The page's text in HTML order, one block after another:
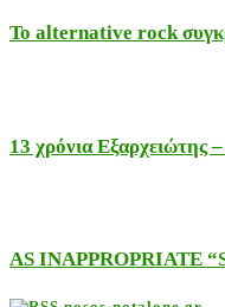
Το alternative rock
13 χρόνια Εξαρχειώτης
AS INAPPROPRIATE